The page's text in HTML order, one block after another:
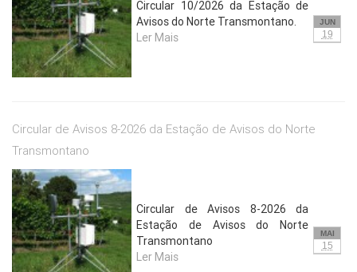
Circular 10/2026 da Estação de
Avisos do Norte Transmontano.
Ler Mais
JUN
19
Circular de Avisos 8-2026 da Estação de Avisos do Norte
Transmontano
Circular de Avisos 8-2026 da
Estação de Avisos do Norte
Transmontano
Ler Mais
MAI
15